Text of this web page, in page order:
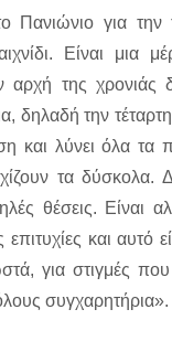
Πανιώνιο για
Είναι μια
της χρονιάς
δηλαδή την
και λύνει όλα τα
τα
θέσεις. Είναι
επιτυχίες και αυτό
για στιγμές
συγχαρητήρια».